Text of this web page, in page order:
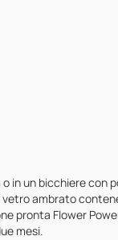
un bicchiere
ambrato
pronta Flower
mesi.